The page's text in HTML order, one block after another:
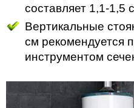
составляет 1,1-1,5
Вертикальные
см рекомендуется
инструментом